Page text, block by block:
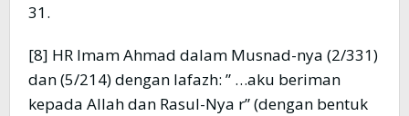
31.
[8] HR Imam Ahmad dalam Musnad-nya (2/331)
dan (5/214) dengan lafazh: ” …aku beriman
kepada Allah dan Rasul-Nya r” (dengan bentuk